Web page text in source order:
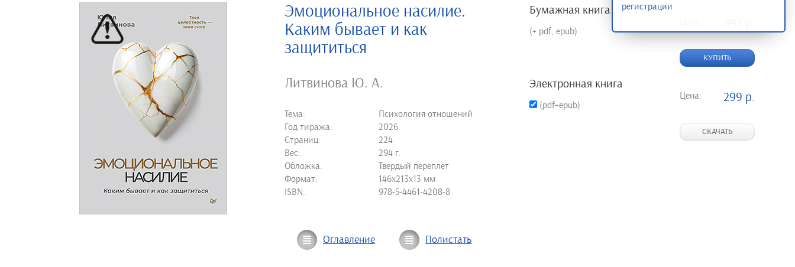
Эмоциональное насилие.
Каким бывает и как
защититься
Литвинова Ю. А.
Тема:
Психология отношений
Год тиража:
2026
Страниц:
224
Вес:
294 г.
Обложка:
Твердый переплет
Формат:
146х213х13 мм
ISBN:
978-5-4461-4208-8
Бумажная книга
(+ pdf, epub)
КУПИТЬ
Электронная книга
(pdf+epub)
Цена: 299 р.
СКАЧАТЬ
Оглавление Полистать
регистрации